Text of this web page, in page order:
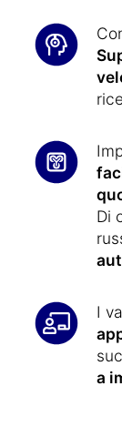
Di
I
a